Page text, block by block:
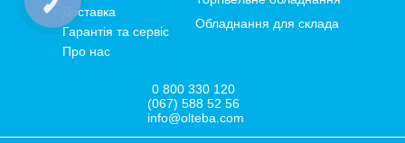
Доставка
Гарантія та сервіс
Про нас
Обладнання для склада
0 800 330 120
(067) 588 52 56
info@olteba.com
ЗВ'ЯЗКУ